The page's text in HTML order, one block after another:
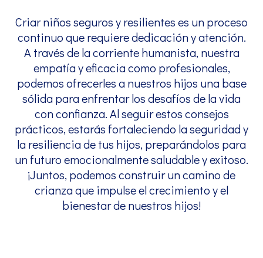
Criar niños seguros y resilientes es un proceso
continuo que requiere dedicación y atención.
A través de la corriente humanista, nuestra
empatía y eficacia como profesionales,
podemos ofrecerles a nuestros hijos una base
sólida para enfrentar los desafíos de la vida
con confianza. Al seguir estos consejos
prácticos, estarás fortaleciendo la seguridad y
la resiliencia de tus hijos, preparándolos para
un futuro emocionalmente saludable y exitoso.
¡Juntos, podemos construir un camino de
crianza que impulse el crecimiento y el
bienestar de nuestros hijos!